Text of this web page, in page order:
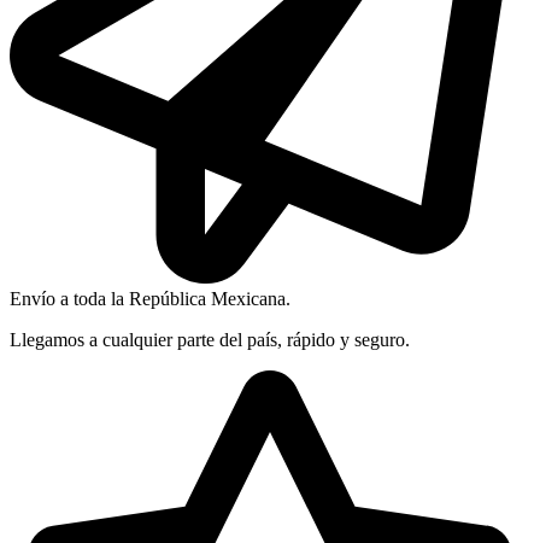
Envío a toda la República Mexicana.
Llegamos a cualquier parte del país, rápido y seguro.